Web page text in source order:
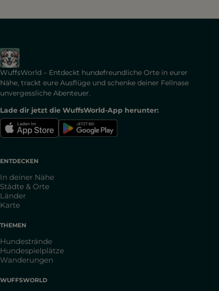
WuffsWorld – Entdeckt hundefreundliche Orte in eurer
Nähe, trackt eure Ausflüge und schenke deiner Fellnase
unvergessliche Abenteuer.
Lade dir jetzt die WuffsWorld-App herunter:
ENTDECKEN
In deiner Nähe
Städte & Orte
Länder
Karte
THEMEN
Hundestrände
Hundespielplätze
Wanderungen
WUFFSWORLD